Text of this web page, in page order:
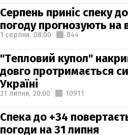
Серпень приніс спеку
погоду прогнозують на
1 серпня, 08:00 844
"Тепловий купол"
довго протримається
Україні
31 липня, 20:00 10911
Спека до +34
погоди на 31 липня